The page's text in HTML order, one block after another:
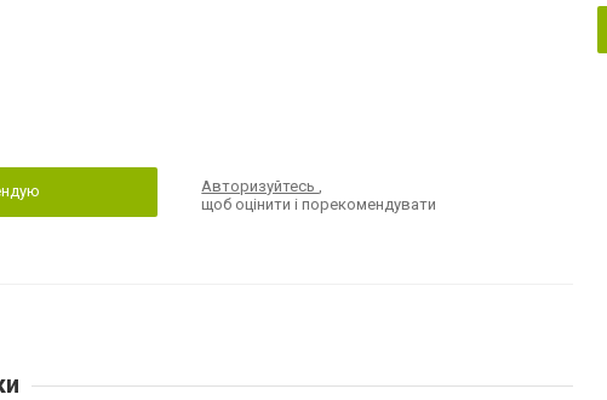
Авторизуйтесь,
щоб оцінити і порекомендувати